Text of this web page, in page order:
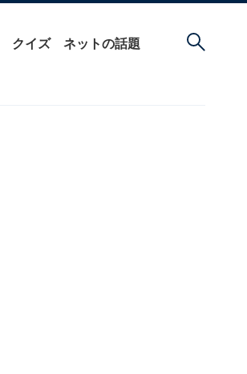
クイズ ネットの話題